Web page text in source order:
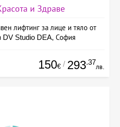
и Здраве
лифтинг за лице и тяло от
DV Studio DEA, София
150€ / 293.37
лв.